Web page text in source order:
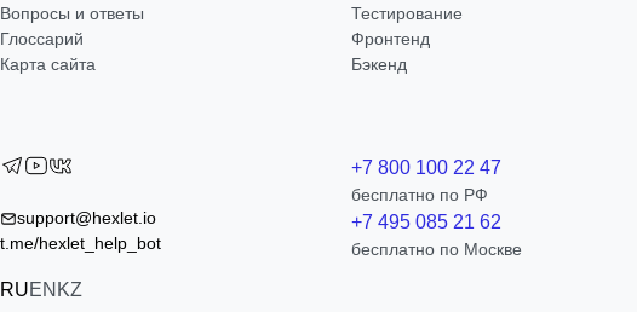
Вопросы и ответы
Глоссарий
Карта сайта
Тестирование
Фронтенд
Бэкенд
support@hexlet.io
t.me/hexlet_help_bot
RUEN KZ
+7 800 100 22 47
бесплатно по РФ
+7 495 085 21 62
бесплатно по Москве